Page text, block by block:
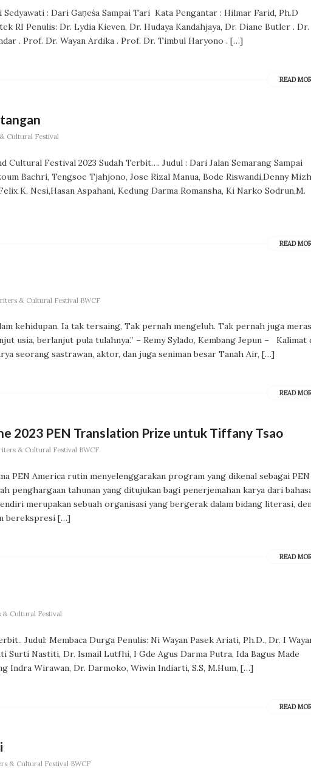
: Dari Gaṇeśa Sampai Tari Kata Pengantar : Hilmar Farid, Ph.D
RI Penulis: Dr. Lydia Kieven, Dr. Hudaya Kandahjaya, Dr. Diane Butler . Dr.
. Prof. Dr. Wayan Ardika . Prof. Dr. Timbul Haryono . […]
READ
Cultural Festival
Festival 2023 Sudah Terbit…. Judul : Dari Jalan Semarang Sampai
Bachri, Tengsoe Tjahjono, Jose Rizal Manua, Bode Riswandi,Denny
K. Nesi,Hasan Aspahani, Kedung Darma Romansha, Ki Narko Sodrun,M.
READ
& Cultural Festival BWCF
kehidupan. Ia tak tersaing, Tak pernah mengeluh. Tak pernah juga
usia, berlanjut pula tulahnya.” – Remy Sylado, Kembang Jepun – Kalimat
seorang sastrawan, aktor, dan juga seniman besar Tanah Air, […]
READ
2023 PEN Translation Prize untuk Tiffany Tsao
& Cultural Festival BWCF
PEN America rutin menyelenggarakan program yang dikenal sebagai PEN
penghargaan tahunan yang ditujukan bagi penerjemahan karya dari
merupakan sebuah organisasi yang bergerak dalam bidang literasi,
berekspresi […]
READ
Cultural Festival
Judul: Membaca Durga Penulis: Ni Wayan Pasek Ariati, Ph.D., Dr. I
Surti Nastiti, Dr. Ismail Lutfhi, I Gde Agus Darma Putra, Ida Bagus Made
Indra Wirawan, Dr. Darmoko, Wiwin Indiarti, S.S, M.Hum, […]
READ
& Cultural Festival BWCF